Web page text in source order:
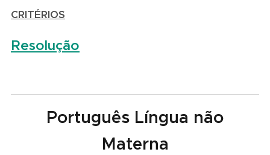
CRITÉRIOS
Resolução
Português Língua não
Materna